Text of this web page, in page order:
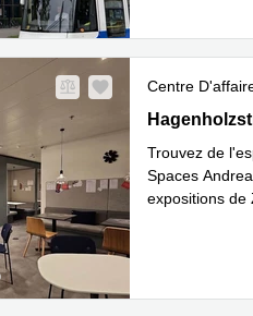
Centre
Trouvez de
Spaces
expositions de